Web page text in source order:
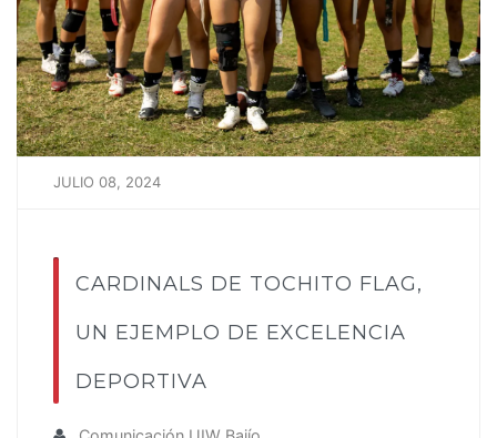
JULIO 08, 2024
CARDINALS DE TOCHITO FLAG,
UN EJEMPLO DE EXCELENCIA
DEPORTIVA